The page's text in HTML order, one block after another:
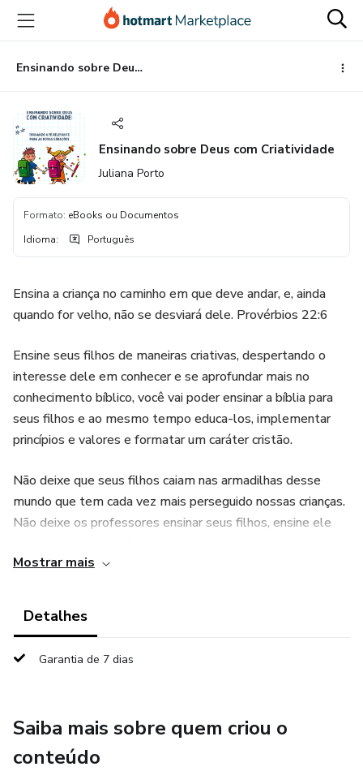
para
conteúdo
principal
para
pagamento
para
rodapé
Ensinando sobre Deus com Criatividade
Ensinando sobre Deus com Criatividade
Juliana Porto
Formato: eBooks ou Documentos
Idioma: Português
Ensina a criança no caminho em que deve andar, e, ainda
quando for velho, não se desviará dele. Provérbios 22:6
Ensine seus filhos de maneiras criativas, despertando o
interesse dele em conhecer e se aprofundar mais no
conhecimento bíblico, você vai poder ensinar a bíblia para
seus filhos e ao mesmo tempo educa-los, implementar
princípios e valores e formatar um caráter cristão.
Não deixe que seus filhos caiam nas armadilhas desse
mundo que tem cada vez mais perseguido nossas crianças.
Não deixe os professores ensinar seus filhos, ensine ele
Eternidade.
mundo. Não seja mais um dos país que chora e lamenta por
devem andar
Mostrar mais
Detalhes
Garantia de 7 dias
Saiba mais sobre quem criou o
conteúdo